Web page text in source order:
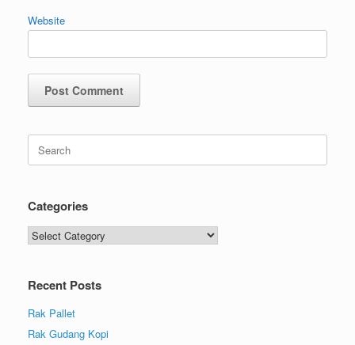
Website
Categories
Recent Posts
Rak Pallet
Rak Gudang Kopi